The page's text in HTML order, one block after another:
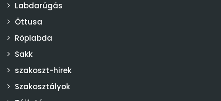
Labdarúgás
Öttusa
Röplabda
Sakk
szakoszt-hirek
Szakosztályok